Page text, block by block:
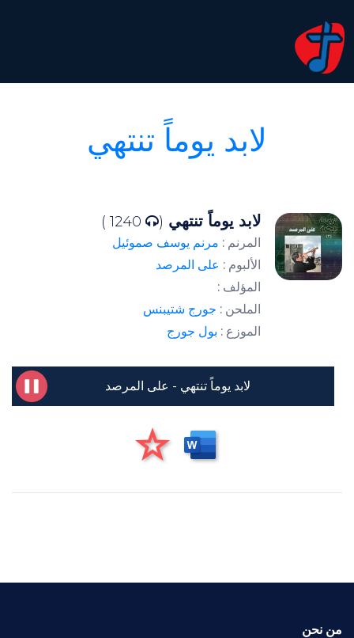
لابد يوماً تنتهي
لابد يوماً تنتهي (
المرنم : مرنم يوسف صموئيل
الألبوم : على المرصد
المؤلف :
الملحن : جورج شتيبنس
الموزع : بول جورج
لابد يوماً تنتهي - على المرصد
من نحن